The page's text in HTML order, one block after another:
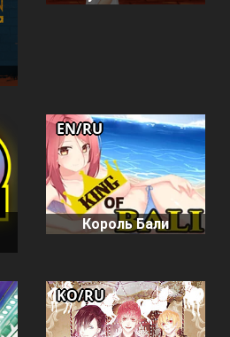
Король Бали
EN/RU
KO/RU